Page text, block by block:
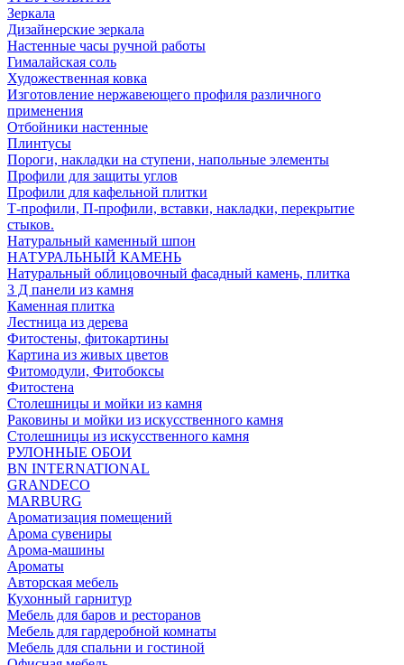
Зеркала
Дизайнерские зеркала
Настенные часы ручной работы
Гималайская соль
Художественная ковка
Изготовление нержавеющего профиля различного
применения
Отбойники настенные
Плинтусы
Пороги, накладки на ступени, напольные элементы
Профили для защиты углов
Профили для кафельной плитки
Т-профили, П-профили, вставки, накладки, перекрытие
стыков.
Натуральный каменный шпон
НАТУРАЛЬНЫЙ КАМЕНЬ
Натуральный облицовочный фасадный камень, плитка
3 Д панели из камня
Каменная плитка
Лестница из дерева
Фитостены, фитокартины
Картина из живых цветов
Фитомодули, Фитобоксы
Фитостена
Столешницы и мойки из камня
Раковины и мойки из искусственного камня
Столешницы из искусственного камня
РУЛОННЫЕ ОБОИ
BN INTERNATIONAL
GRANDECO
MARBURG
Ароматизация помещений
Арома сувениры
Арома-машины
Ароматы
Авторская мебель
Кухонный гарнитур
Мебель для баров и ресторанов
Мебель для гардеробной комнаты
Мебель для спальни и гостиной